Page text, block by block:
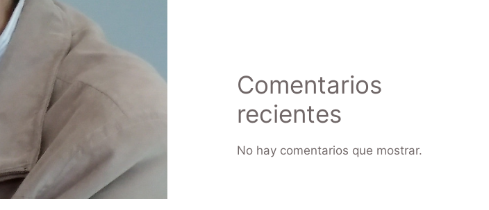
Comentarios
recientes
No hay comentarios que mostrar.